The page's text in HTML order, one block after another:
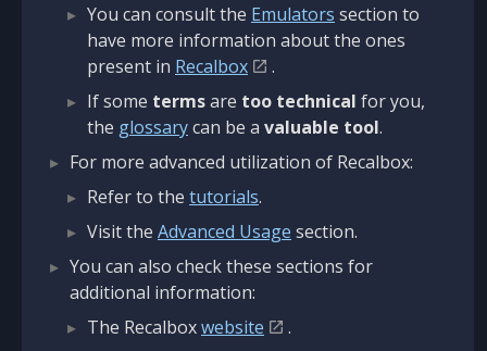
You can consult the Emulators section to
have more information about the ones
present in Recalbox
.
If some termsare too technical for you,
the glossarycan be a valuable tool.
For more advanced utilization of Recalbox:
Refer to the tutorials.
Visit the Advanced Usage section.
You can also check these sections for
additional information:
The Recalboxwebsite
.